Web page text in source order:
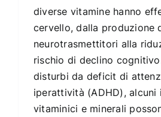
diverse vitamine hanno
cervello, dalla produzione
neurotrasmettitori alla
rischio di declino
disturbi da deficit di
iperattività (ADHD), alcuni
vitaminici e minerali